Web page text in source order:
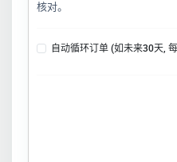
核对。
自动循环订单 (如未来30天,